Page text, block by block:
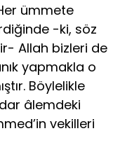
ümmete
-ki, söz
Allah bizleri de
yapmakla o
Böylelikle
âlemdeki
vekilleri